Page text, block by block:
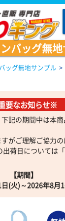
バッグ無
ッグ無地サンプル >
要なお知らせ※
記の期間中は本
がご理解ご協力
荷日については
【期間】
(火)～2026年8月